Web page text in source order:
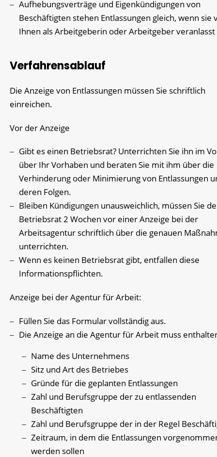
Aufhebungsverträge und Eigenkündigungen von
Beschäftigten stehen Entlassungen gleich, wenn sie
Ihnen als Arbeitgeberin oder Arbeitgeber veranlasst
Verfahrensablauf
Die Anzeige von Entlassungen müssen Sie schriftlich
einreichen.
Vor der Anzeige
Gibt es einen Betriebsrat? Unterrichten Sie ihn im
über Ihr Vorhaben und beraten Sie mit ihm über die
Verhinderung oder Minimierung von Entlassungen
deren Folgen.
Bleiben Kündigungen unausweichlich, müssen Sie
Betriebsrat 2 Wochen vor einer Anzeige bei der
Arbeitsagentur schriftlich über die genauen
unterrichten.
Wenn es keinen Betriebsrat gibt, entfallen diese
Informationspflichten.
Anzeige bei der Agentur für Arbeit:
Füllen Sie das Formular vollständig aus.
Die Anzeige an die Agentur für Arbeit muss
Name des Unternehmens
Sitz und Art des Betriebes
Gründe für die geplanten Entlassungen
Zahl und Berufsgruppe der zu entlassenden
Beschäftigten
Zahl und Berufsgruppe der in der Regel
Zeitraum, in dem die Entlassungen
werden sollen